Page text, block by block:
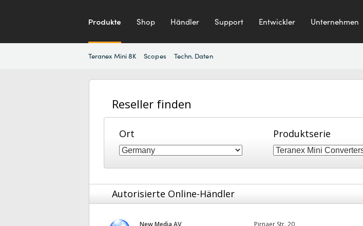
Produkte Shop Händler Support Entwickler Unternehmen
Teranex Mini 8K Scopes Techn. Daten
Reseller finden
Ort Produktserie
Autorisierte Online-Händler
New Media AV
Pirnaer Str. 20